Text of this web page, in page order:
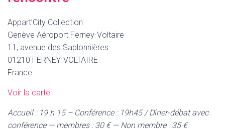
Appart’City Collection
Genève Aéroport Ferney-Voltaire
11, avenue des Sablonnières
01210 FERNEY-VOLTAIRE
France
Voir la carte
Accueil : 19 h 15 – Conférence : 19h45 / Dîner-débat avec
conférence — membres : 30 € — Non membre : 35 €